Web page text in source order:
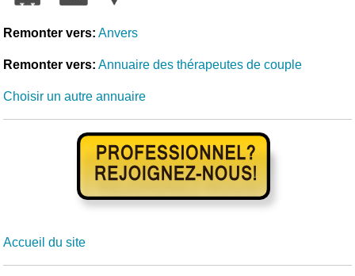
Remonter vers: Anvers
Remonter vers: Annuaire des thérapeutes de couple
Choisir un autre annuaire
Accueil du site